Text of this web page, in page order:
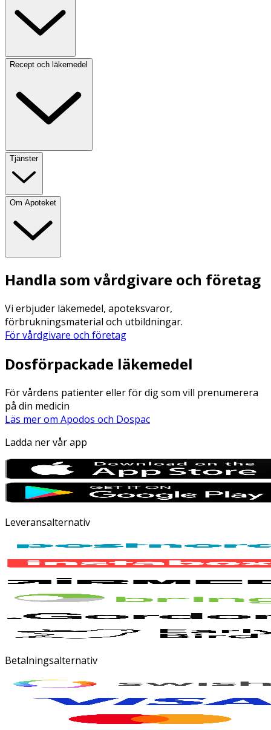
Recept och läkemedel
Tjänster
Om Apoteket
Handla som vårdgivare och företag
Vi erbjuder läkemedel, apoteksvaror,
förbrukningsmaterial och utbildningar.
För vårdgivare och företag
Dosförpackade läkemedel
För vårdens patienter eller för dig som vill prenumerera
på din medicin
Läs mer om Apodos och Dospac
Ladda ner vår app
Leveransalternativ
Betalningsalternativ